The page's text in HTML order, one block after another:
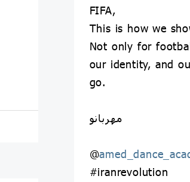
FIFA,
This is how we
Not only for
our identity, and
go.
مهربانو
@
#iranrevolution